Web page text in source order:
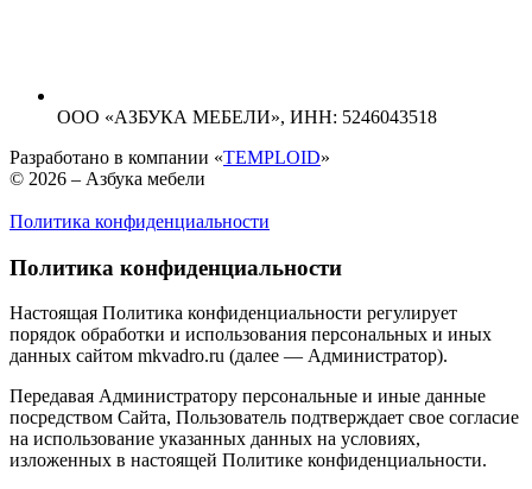
ООО «АЗБУКА МЕБЕЛИ», ИНН: 5246043518
Разработано в компании «TEMPLOID»
© 2026 – Азбука мебели
Политика конфиденциальности
Политика конфиденциальности
Настоящая Политика конфиденциальности регулирует
порядок обработки и использования персональных и иных
данных сайтом mkvadro.ru (далее — Администратор).
Передавая Администратору персональные и иные данные
посредством Сайта, Пользователь подтверждает свое согласие
на использование указанных данных на условиях,
изложенных в настоящей Политике конфиденциальности.